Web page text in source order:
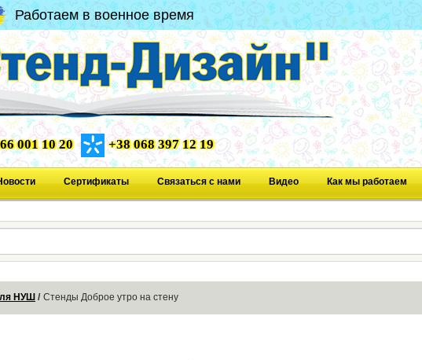
Работаем в военное время
001 10 20 +38 068 397 12 19
Сертификаты Связаться с нами Видео Как мы работаем
НУШ Стенды Доброе утро на стену